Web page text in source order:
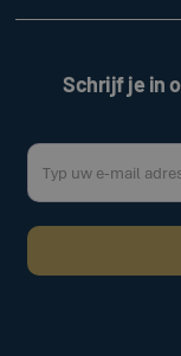
Schrijf je in